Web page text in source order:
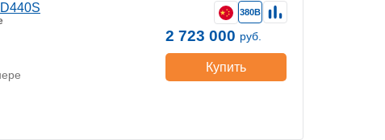
380В
2 723 000 руб.
Купить